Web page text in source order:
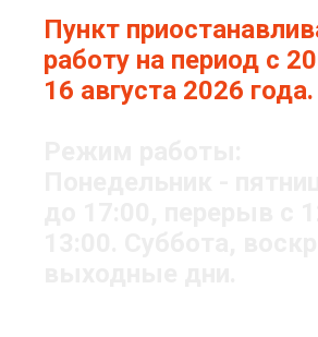
Пункт
работу на период с
16 августа 2026 года.